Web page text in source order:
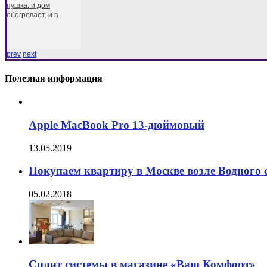
пушка: и дом
обогревает, и в
prev next
Полезная информация
Apple MacBook Pro 13-дюймовый
13.05.2019
Покупаем квартиру в Москве возле Водного
05.02.2018
Сплит системы в магазине «Ваш Комфорт»